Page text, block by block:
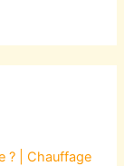
? | Chauffage